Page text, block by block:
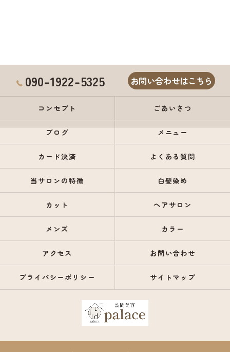
090-1922-5325 お問い合わせはこちら
コンセプト ごあいさつ
ブログ メニュー
カード決済 よくある質問
当サロンの特徴 白髪染め
カット ヘアサロン
メンズ カラー
アクセス お問い合わせ
プライバシーポリシー サイトマップ